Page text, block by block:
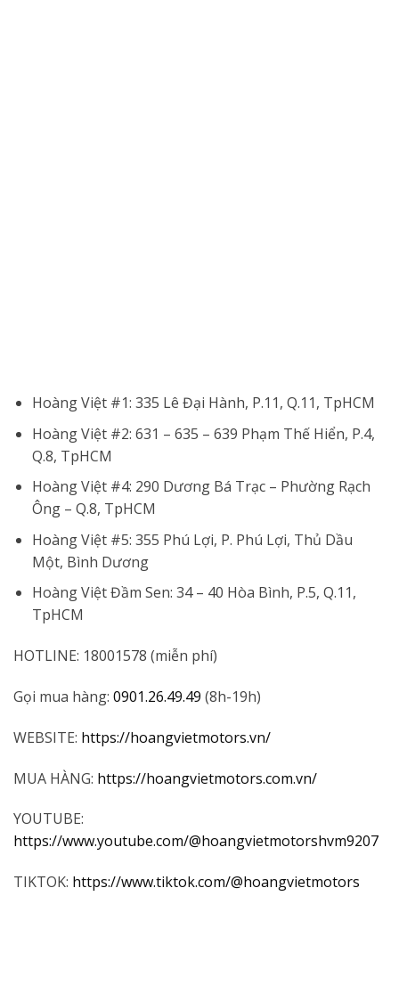
Hoàng Việt #1: 335 Lê Đại Hành, P.11, Q.11, TpHCM
Hoàng Việt #2: 631 – 635 – 639 Phạm Thế Hiển, P.4,
Q.8, TpHCM
Hoàng Việt #4: 290 Dương Bá Trạc – Phường Rạch
Ông – Q.8, TpHCM
Hoàng Việt #5: 355 Phú Lợi, P. Phú Lợi, Thủ Dầu
Một, Bình Dương
Hoàng Việt Đầm Sen: 34 – 40 Hòa Bình, P.5, Q.11,
TpHCM
HOTLINE: 18001578 (miễn phí)
Gọi mua hàng: 0901.26.49.49 (8h-19h)
WEBSITE: https://hoangvietmotors.vn/
MUA HÀNG: https://hoangvietmotors.com.vn/
YOUTUBE:
https://www.youtube.com/@hoangvietmotorshvm9207
TIKTOK: https://www.tiktok.com/@hoangvietmotors